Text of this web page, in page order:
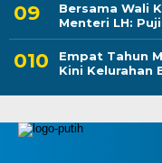
Bersama Wali
Menteri LH:
Empat Tahun
Kini Kelurahan